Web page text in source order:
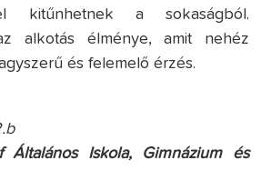
kitűnhetnek a sokaságból.
alkotás élménye, amit nehéz
és felemelő érzés.
Általános Iskola, Gimnázium és